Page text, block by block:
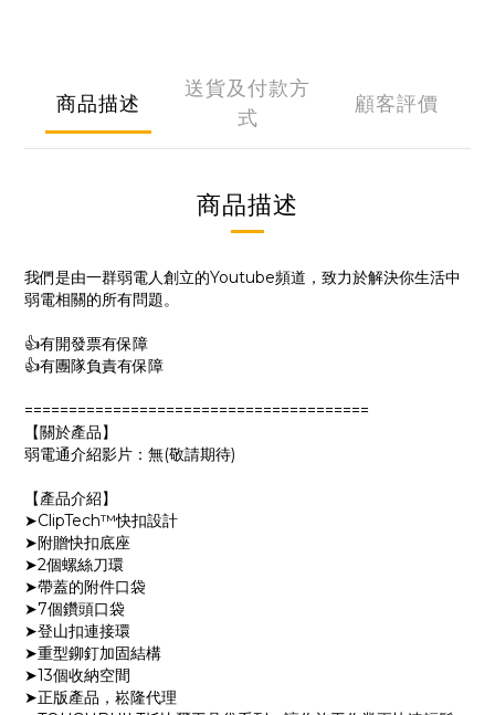
商品描述
送貨及付款方
式
顧客評價
商品描述
我們是由一群弱電人創立的Youtube頻道，致力於解決你生活中
弱電相關的所有問題。
👍有開發票有保障
👍有團隊負責有保障
=======================================
【關於產品】
弱電通介紹影片：無(敬請期待)
【產品介紹】
➤ClipTech™快扣設計
➤附贈快扣底座
➤2個螺絲刀環
➤帶蓋的附件口袋
➤7個鑽頭口袋
➤登山扣連接環
➤重型鉚釘加固結構
➤13個收納空間
➤正版產品，崧隆代理